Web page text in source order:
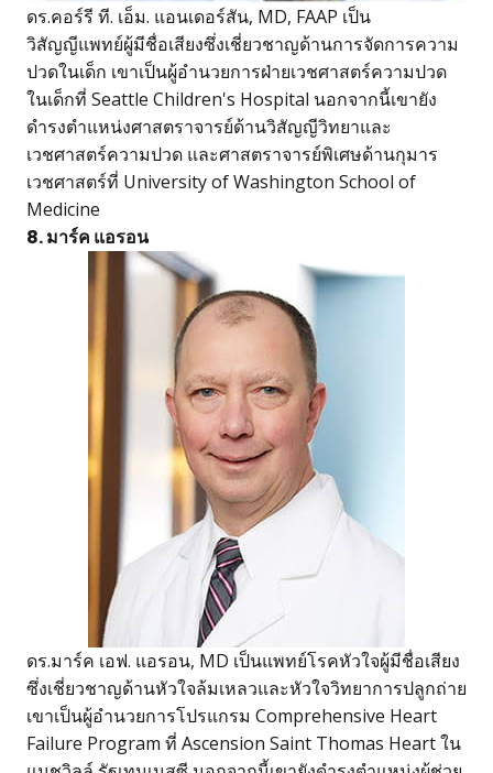
ดร.คอร์รี ที. เอ็ม. แอนเดอร์สัน, MD, FAAP เป็น
วิสัญญีแพทย์ผู้มีชื่อเสียงซึ่งเชี่ยวชาญด้านการจัดการความ
ปวดในเด็ก เขาเป็นผู้อำนวยการฝ่ายเวชศาสตร์ความปวด
ในเด็กที่ Seattle Children's Hospital นอกจากนี้เขายัง
ดำรงตำแหน่งศาสตราจารย์ด้านวิสัญญีวิทยาและ
เวชศาสตร์ความปวด และศาสตราจารย์พิเศษด้านกุมาร
เวชศาสตร์ที่ University of Washington School of
Medicine
8. มาร์ค แอรอน
ดร.มาร์ค เอฟ. แอรอน, MD เป็นแพทย์โรคหัวใจผู้มีชื่อเสียง
ซึ่งเชี่ยวชาญด้านหัวใจล้มเหลวและหัวใจวิทยาการปลูกถ่าย
เขาเป็นผู้อำนวยการโปรแกรม Comprehensive Heart
Failure Program ที่ Ascension Saint Thomas Heart ใน